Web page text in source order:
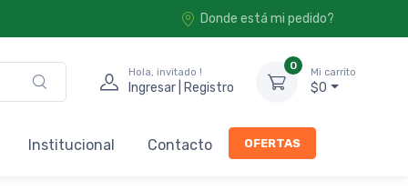
Donde está mi pedido?
Hola, invitado !
Ingresar | Registro
0
Mi carrito
$0
Institucional Contacto OFERTAS